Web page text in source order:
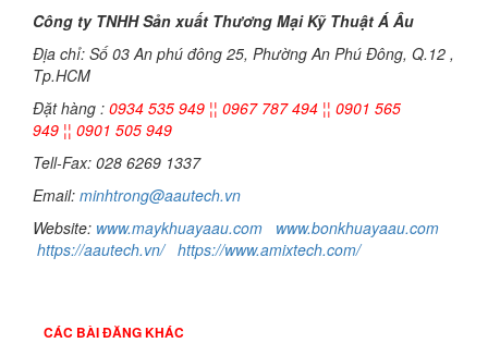
Công ty TNHH Sản xuất Thương Mại Kỹ Thuật Á Âu
Địa chỉ: Số 03 An phú đông 25, Phường An Phú Đông, Q.12 ,
Tp.HCM
Đặt hàng : 0934 535 949 ¦¦ 0967 787 494 ¦¦ 0901 565
949 ¦¦ 0901 505 949
Tell-Fax: 028 6269 1337
Email: minhtrong@aautech.vn
Website: www.maykhuayaau.com
www.bonkhuayaau.com
https://aautech.vn/ https://www.amixtech.com/
CÁC BÀI ĐĂNG KHÁC